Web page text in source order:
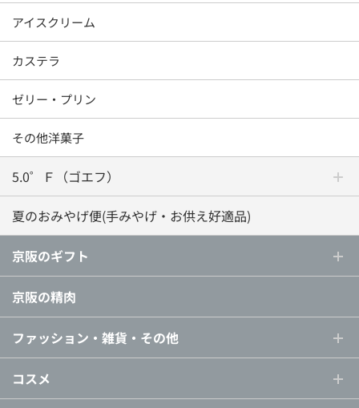
アイスクリーム
カステラ
ゼリー・プリン
その他洋菓子
5.0゜Ｆ（ゴエフ）
夏のおみやげ便(手みやげ・お供え好適品)
京阪のギフト
京阪の精肉
ファッション・雑貨・その他
コスメ